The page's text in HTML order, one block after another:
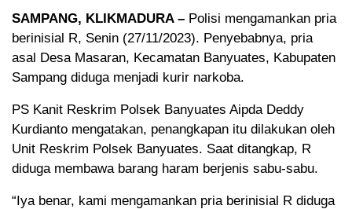
SAMPANG, KLIKMADURA – Polisi mengamankan pria
berinisial R, Senin (27/11/2023). Penyebabnya, pria
asal Desa Masaran, Kecamatan Banyuates, Kabupaten
Sampang diduga menjadi kurir narkoba.
PS Kanit Reskrim Polsek Banyuates Aipda Deddy
Kurdianto mengatakan, penangkapan itu dilakukan oleh
Unit Reskrim Polsek Banyuates. Saat ditangkap, R
diduga membawa barang haram berjenis sabu-sabu.
“Iya benar, kami mengamankan pria berinisial R diduga